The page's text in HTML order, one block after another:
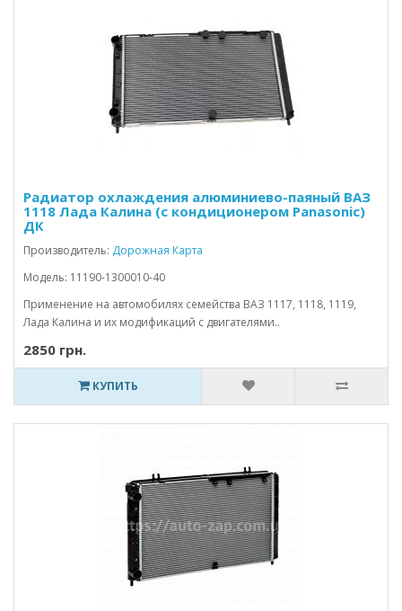
Радиатор охлаждения алюминиево-паяный ВАЗ
1118 Лада Калина (с кондиционером Panasonic)
ДК
Производитель: Дорожная Карта
Модель: 11190-1300010-40
Применение на автомобилях семейства ВАЗ 1117, 1118, 1119,
Лада Калина и их модификаций с двигателями..
2850 грн.
КУПИТЬ